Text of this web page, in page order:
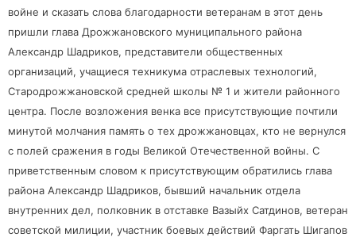
войне и сказать слова благодарности ветеранам в этот день
пришли глава Дрожжановского муниципального района
Александр Шадриков, представители общественных
организаций, учащиеся техникума отраслевых технологий,
Стародрожжановской средней школы № 1 и жители районного
центра. После возложения венка все присутствующие почтили
минутой молчания память о тех дрожжановцах, кто не вернулся
с полей сражения в годы Великой Отечественной войны. С
приветственным словом к присутствующим обратились глава
района Александр Шадриков, бывший начальник отдела
внутренних дел, полковник в отставке Вазыйх Сатдинов, ветеран
советской милиции, участник боевых действий Фаргать Шигапов